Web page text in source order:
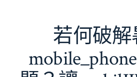
若何破解